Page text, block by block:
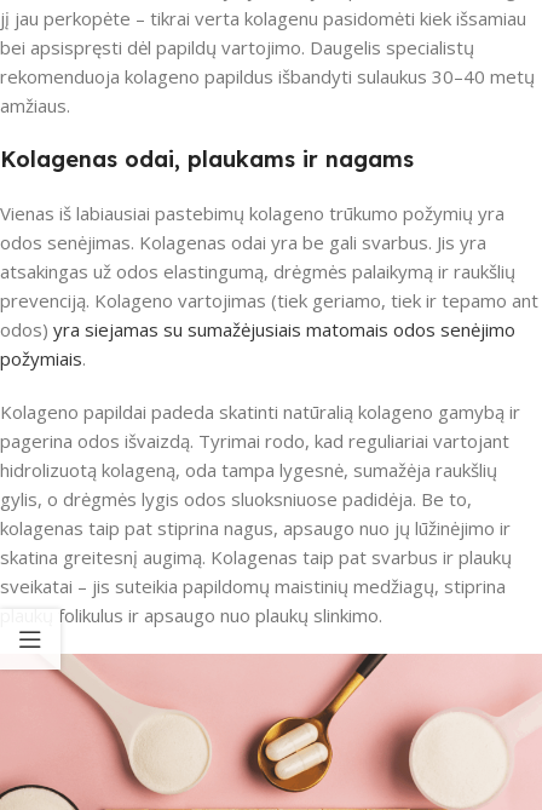
jį jau perkopėte – tikrai verta kolagenu pasidomėti kiek išsamiau
bei apsispręsti dėl papildų vartojimo. Daugelis specialistų
rekomenduoja kolageno papildus išbandyti sulaukus 30–40 metų
amžiaus.
Kolagenas odai, plaukams ir nagams
Vienas iš labiausiai pastebimų kolageno trūkumo požymių yra
odos senėjimas. Kolagenas odai yra be gali svarbus. Jis yra
atsakingas už odos elastingumą, drėgmės palaikymą ir raukšlių
prevenciją. Kolageno vartojimas (tiek geriamo, tiek ir tepamo ant
odos) yra siejamas su sumažėjusiais matomais odos senėjimo
požymiais.
Kolageno papildai padeda skatinti natūralią kolageno gamybą ir
pagerina odos išvaizdą. Tyrimai rodo, kad reguliariai vartojant
hidrolizuotą kolageną, oda tampa lygesnė, sumažėja raukšlių
gylis, o drėgmės lygis odos sluoksniuose padidėja. Be to,
kolagenas taip pat stiprina nagus, apsaugo nuo jų lūžinėjimo ir
skatina greitesnį augimą. Kolagenas taip pat svarbus ir plaukų
sveikatai – jis suteikia papildomų maistinių medžiagų, stiprina
plaukų folikulus ir apsaugo nuo plaukų slinkimo.